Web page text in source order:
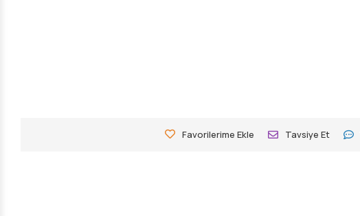
Favorilerime Ekle Tavsiye Et